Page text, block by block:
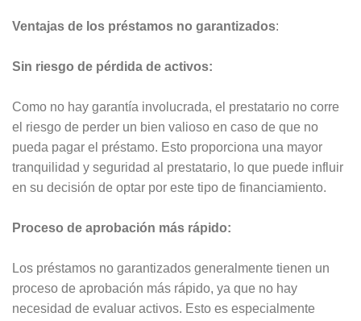
Ventajas de los préstamos no garantizados:
Sin riesgo de pérdida de activos:
Como no hay garantía involucrada, el prestatario no corre
el riesgo de perder un bien valioso en caso de que no
pueda pagar el préstamo. Esto proporciona una mayor
tranquilidad y seguridad al prestatario, lo que puede influir
en su decisión de optar por este tipo de financiamiento.
Proceso de aprobación más rápido:
Los préstamos no garantizados generalmente tienen un
proceso de aprobación más rápido, ya que no hay
necesidad de evaluar activos. Esto es especialmente